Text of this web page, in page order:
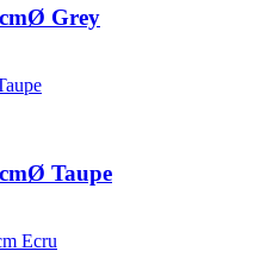
Grey
Taupe